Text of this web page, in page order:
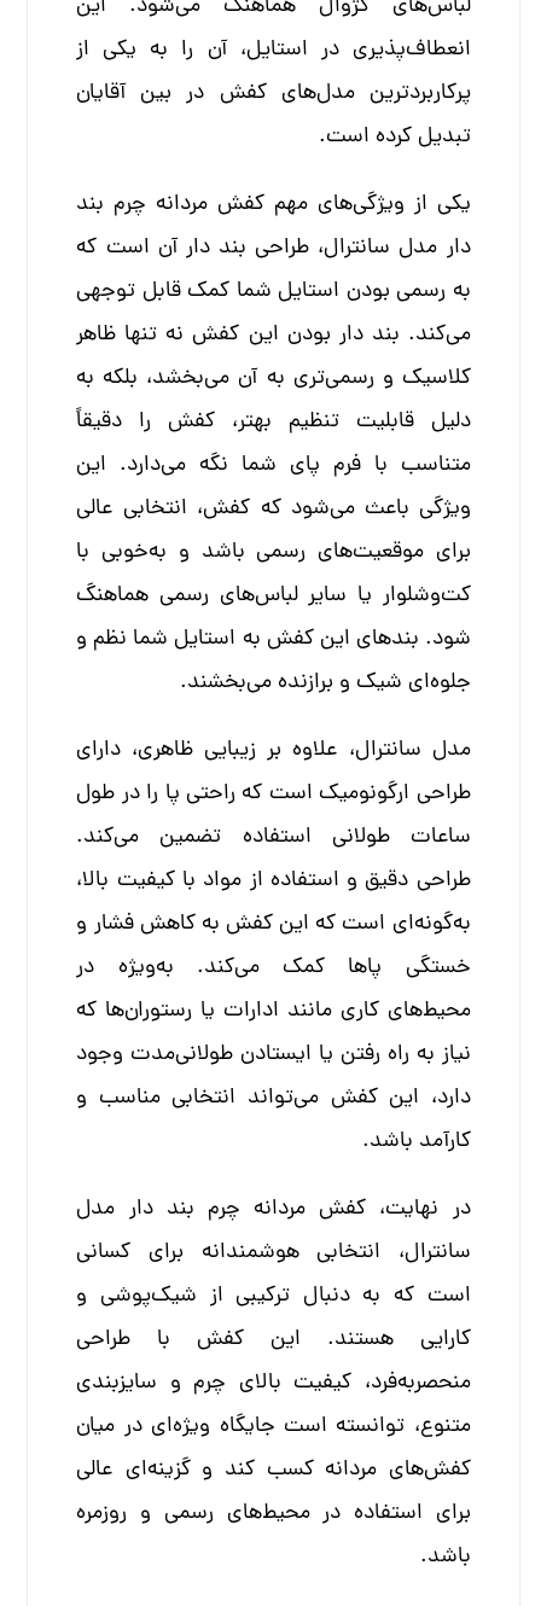
انعطاف‌پذیری در استایل، آن را به یکی از
پرکاربردترین مدل‌های کفش در بین آقایان
تبدیل کرده است.
یکی از ویژگی‌های مهم کفش مردانه چرم بند
دار مدل سانترال، طراحی بند دار آن است که
به رسمی بودن استایل شما کمک قابل توجهی
می‌کند. بند دار بودن این کفش نه تنها ظاهر
کلاسیک و رسمی‌تری به آن می‌بخشد، بلکه به
دلیل قابلیت تنظیم بهتر، کفش را دقیقاً
متناسب با فرم پای شما نگه می‌دارد. این
ویژگی باعث می‌شود که کفش، انتخابی عالی
برای موقعیت‌های رسمی باشد و به‌خوبی با
کت‌وشلوار یا سایر لباس‌های رسمی هماهنگ
شود. بندهای این کفش به استایل شما نظم و
جلوه‌ای شیک و برازنده می‌بخشند.
مدل سانترال، علاوه بر زیبایی ظاهری، دارای
طراحی ارگونومیک است که راحتی پا را در طول
ساعات طولانی استفاده تضمین می‌کند.
طراحی دقیق و استفاده از مواد با کیفیت بالا،
به‌گونه‌ای است که این کفش به کاهش فشار و
خستگی پاها کمک می‌کند. به‌ویژه در
محیط‌های کاری مانند ادارات یا رستوران‌ها که
نیاز به راه رفتن یا ایستادن طولانی‌مدت وجود
دارد، این کفش می‌تواند انتخابی مناسب و
کارآمد باشد.
در نهایت، کفش مردانه چرم بند دار مدل
سانترال، انتخابی هوشمندانه برای کسانی
است که به دنبال ترکیبی از شیک‌پوشی و
کارایی هستند. این کفش با طراحی
منحصربه‌فرد، کیفیت بالای چرم و سایزبندی
متنوع، توانسته است جایگاه ویژه‌ای در میان
کفش‌های مردانه کسب کند و گزینه‌ای عالی
برای استفاده در محیط‌های رسمی و روزمره
باشد.